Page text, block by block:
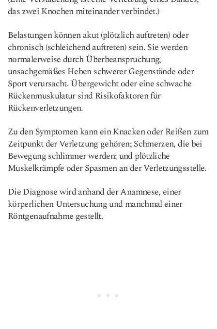
das zwei Knochen miteinander verbindet.)
Belastungen können akut (plötzlich auftreten) oder
chronisch (schleichend auftreten) sein. Sie werden
normalerweise durch Überbeanspruchung,
unsachgemäßes Heben schwerer Gegenstände oder
Sport verursacht. Übergewicht oder eine schwache
Rückenmuskulatur sind Risikofaktoren für
Rückenverletzungen.
Zu den Symptomen kann ein Knacken oder Reißen zum
Zeitpunkt der Verletzung gehören; Schmerzen, die bei
Bewegung schlimmer werden; und plötzliche
Muskelkrämpfe oder Spasmen an der Verletzungsstelle.
Die Diagnose wird anhand der Anamnese, einer
körperlichen Untersuchung und manchmal einer
Röntgenaufnahme gestellt.